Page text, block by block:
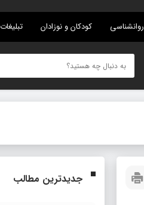
روانشناسی کودکان و نوزادان تبلیغات
جدیدترین مطالب